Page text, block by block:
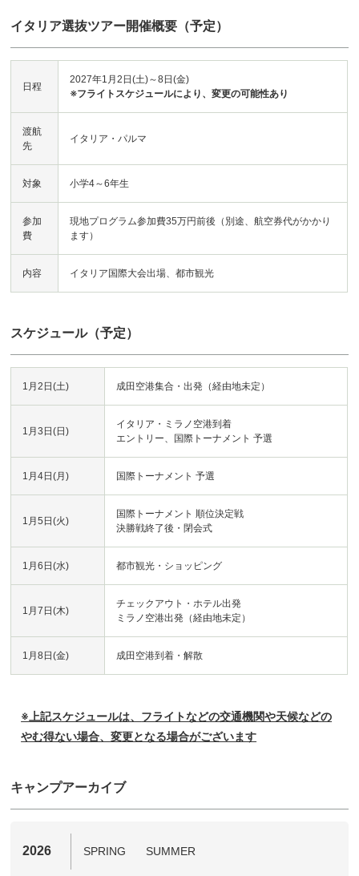
イタリア選抜ツアー開催概要（予定）
日程
2027年1月2日(土)～8日(金)
※フライトスケジュールにより、変更の可能性あり
渡航
先
イタリア・パルマ
対象 小学4～6年生
参加
費
現地プログラム参加費35万円前後（別途、航空券代がかかり
ます）
内容 イタリア国際大会出場、都市観光
スケジュール（予定）
1月2日(土) 成田空港集合・出発（経由地未定）
1月3日(日)
イタリア・ミラノ空港到着
エントリー、国際トーナメント 予選
1月4日(月) 国際トーナメント 予選
1月5日(火)
国際トーナメント 順位決定戦
決勝戦終了後・閉会式
1月6日(水) 都市観光・ショッピング
1月7日(木)
チェックアウト・ホテル出発
ミラノ空港出発（経由地未定）
1月8日(金) 成田空港到着・解散
※ 上記スケジュールは、 フライトなどの交通機関や天候などの
やむ得ない場合、変更となる場合がございます
キャンプアーカイブ
2026 SPRING SUMMER